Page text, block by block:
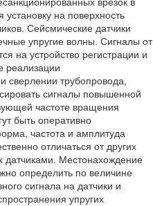
на поверхность
Сейсмические датчики
упругие волны. Сигналы от
на устройство регистрации и
реализации
сверлении трубопровода,
сигналы повышенной
частоте вращения
быть оперативно
частота и амплитуда
отличаться от других
Местонахождение
определить по величине
сигнала на датчики и
упругих